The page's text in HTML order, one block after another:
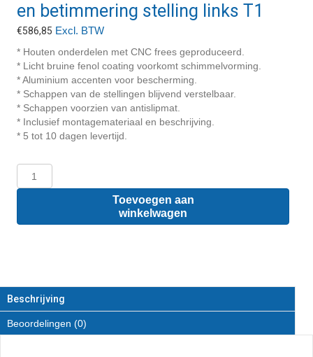
en betimmering stelling links T1
€586,85 Excl. BTW
* Houten onderdelen met CNC frees geproduceerd.
* Licht bruine fenol coating voorkomt schimmelvorming.
* Aluminium accenten voor bescherming.
* Schappen van de stellingen blijvend verstelbaar.
* Schappen voorzien van antislipmat.
* Inclusief montagemateriaal en beschrijving.
* 5 tot 10 dagen levertijd.
Vivaro
Houten
links
T1
aantal
Toevoegen aan
winkelwagen
Beschrijving
Beoordelingen (0)